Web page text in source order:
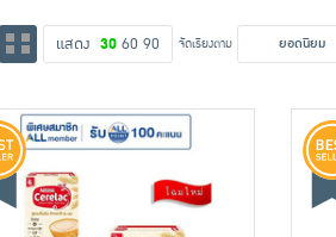
แสดง 30 60 90 จัดเรียงตาม ยอดนิยม